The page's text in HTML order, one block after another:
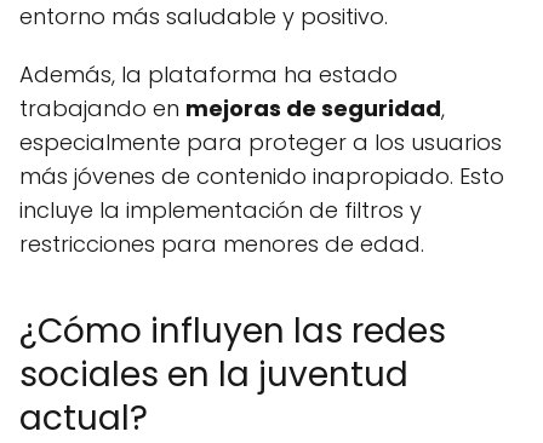
entorno más saludable y positivo.
Además, la plataforma ha estado
trabajando en mejoras de seguridad,
especialmente para proteger a los usuarios
más jóvenes de contenido inapropiado. Esto
incluye la implementación de filtros y
restricciones para menores de edad.
¿Cómo influyen las redes
sociales en la juventud
actual?